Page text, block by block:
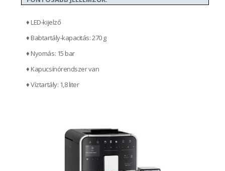
♦ LED-kijelző
♦ Babtartály-kapacitás: 270 g
♦ Nyomás: 15 bar
♦ Kapucsínórendszer van
♦ Víztartály: 1,8 liter